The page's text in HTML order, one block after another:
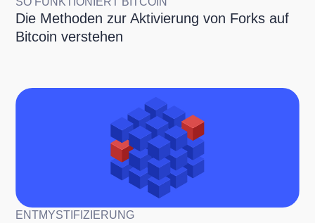
Die Methoden zur Aktivierung von Forks auf
Bitcoin verstehen
ENTMYSTIFIZIERUNG